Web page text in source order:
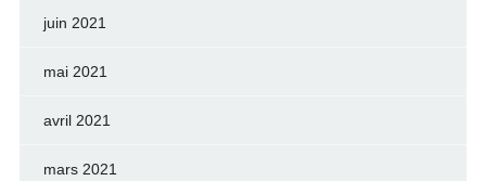
juin 2021
mai 2021
avril 2021
mars 2021